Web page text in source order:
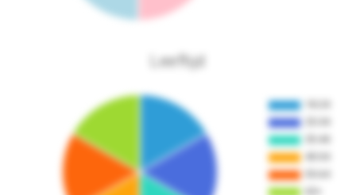
Leeftijd